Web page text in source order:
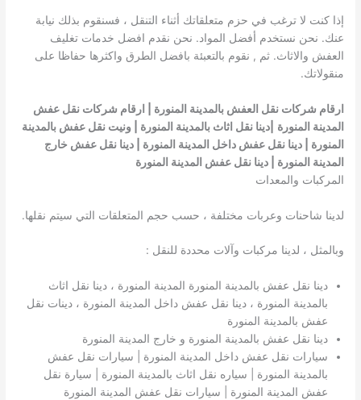
إذا كنت لا ترغب في حزم متعلقاتك أثناء التنقل ، فسنقوم بذلك نيابة
عنك. نحن نستخدم أفضل المواد. نحن نقدم افضل خدمات تغليف
العفش والاثاث. ثم , نقوم بالتعبئة بافضل الطرق واكثرها حفاظا على
منقولاتك.
ارقام شركات نقل العفش بالمدينة المنورة | ارقام شركات نقل عفش
المدينة المنورة
|دينا نقل اثاث بالمدينة المنورة | ونيت نقل عفش بالمدينة
المنورة | دينا نقل عفش داخل المدينة المنورة | دينا نقل عفش خارج
المدينة المنورة | دينا نقل عفش المدينة المنورة
المركبات والمعدات
لدينا شاحنات وعربات مختلفة ، حسب حجم المتعلقات التي سيتم نقلها.
وبالمثل ، لدينا مركبات وآلات محددة للنقل :
دينا نقل عفش بالمدينة المنورة المدينة المنورة ، دينا نقل اثاث
بالمدينة المنورة ، دينا نقل عفش داخل المدينة المنورة ، دينات نقل
عفش بالمدينة المنورة
دينا نقل عفش بالمدينة المنورة و خارج المدينة المنورة
سيارات نقل عفش داخل المدينة المنورة | سيارات نقل عفش
بالمدينة المنورة | سياره نقل اثاث بالمدينة المنورة | سيارة نقل
عفش المدينة المنورة | سيارات نقل عفش المدينة المنورة